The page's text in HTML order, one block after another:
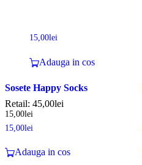
15,00lei
Adauga in cos
Sosete Happy Socks
Retail: 45,00lei
15,00lei
15,00lei
Adauga in cos